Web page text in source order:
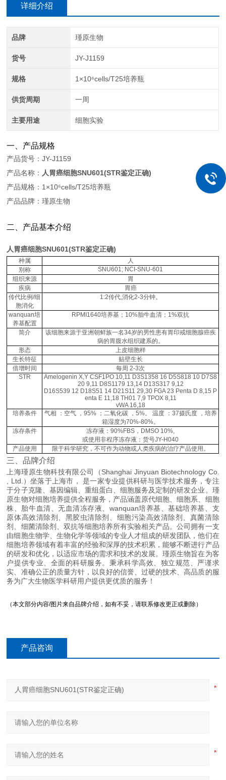
详细介绍
品牌 瑾原生物
货号 JY-J1159
规格 1×10⁶cells/T25培养瓶
供货周期 一周
主要用途 细胞实验
一、产品规格
产品货号：JY-J1159
产品名称： 人胃癌细胞SNU601(STR鉴定正确)
产品规格：1×10⁶cells/T25培养瓶
产品品牌：瑾原生物
二、产品基本介绍
人胃癌细胞SNU601(STR鉴定正确)
种属
人
别称
SNU601; NCI-SNU-601
组织来源
胃
疾病
胃癌
传代比例/细
胞消化
1:2传代,消化2-3分钟。
wanquan培
养基配置
RPMI1640培养基；10%胎牛血清；1%双抗
简介
该细胞来源于亚洲朝鲜族一名34岁的男性患有胃印戒细胞腺癌疾
病的胃腹水组织建系的。
形态
上皮细胞样
生长特征
贴壁生长
倍增时间
每周 2-3次
STR
Amelogenin X,Y CSF1PO 10,11 D3S1358 16 D5S818 10 D7S8
20 9,11 D8S1179 13,14 D13S317 9,12
D16S539 12 D18S51 14 D21S11 29,30 FGA 23 Penta D 8,15 P
enta E 11,18 TH01 7,9 TPOX 8,11
vWA 16,18
培养条件
气相 ：空气 ，95% ；二氧化碳 ，5%。 温度 ：37摄氏度 ，培养
箱湿度为70%-80%。
冻存条件
冻存液：90%FBS，DMSO 10%,
或使用非程序冻存液：货号JY-H040
产品使用
限于科学研究，不可作为动物或人类疾病的治疗产品使用。
三、品牌介绍
上海瑾原生物科技有限公司（Shanghai Jinyuan Biotechnology Co.
, Ltd.）坐落于上海市， 是一家专业提供科研与医学技术服务，专注
于分子克隆、基因编辑、重组蛋白、细胞服务及定制的研发企业。瑾
原生物对细胞培养提供全程服务，产品涵盖原代细胞、细胞系、细胞
株、胎牛血清、无血清冻存液、wanquan培养基、基础培养基、支
原体高效清除剂、黑胶虫清除剂、细胞污染高效清除剂、真菌清除
剂、细菌清除剂、双抗等细胞培养所有实验相关产品。公司拥有一支
由细胞生物学、生物化学等领域的专业人才组成的研发团队，他们在
细胞培养领域有着丰富的经验和深厚的技术积累，能够不断进行产品
的研发和优化，以适应市场的需求和技术的发展。瑾原生物旨在为客
户提供专业、全面的科研服务。秉承科学高效、独立规范、严谨求
实、准确公正的质量方针，以良好的信誉、过硬的技术、高品质的服
务为广大生物医学科研用户提供更优质的服务！
（本文部分内容/图片来自品牌介绍，如有不妥，请联系修改更正或删除）
产品咨询